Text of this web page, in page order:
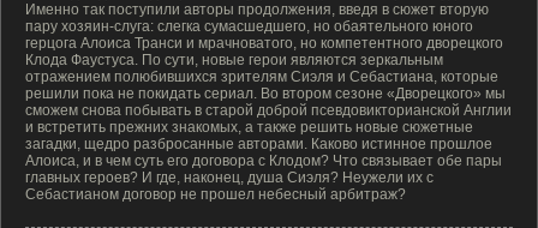
Именно так поступили авторы продолжения, введя в сюжет вторую
пару хозяин-слуга: слегка сумасшедшего, но обаятельного юного
герцога Алоиса Транси и мрачноватого, но компетентного дворецкого
Клода Фаустуса. По сути, новые герои являются зеркальным
отражением полюбившихся зрителям Сиэля и Себастиана, которые
решили пока не покидать сериал. Во втором сезоне «Дворецкого» мы
сможем снова побывать в старой доброй псевдовикторианской Англии
и встретить прежних знакомых, а также решить новые сюжетные
загадки, щедро разбросанные авторами. Каково истинное прошлое
Алоиса, и в чем суть его договора с Клодом? Что связывает обе пары
главных героев? И где, наконец, душа Сиэля? Неужели их с
Себастианом договор не прошел небесный арбитраж?